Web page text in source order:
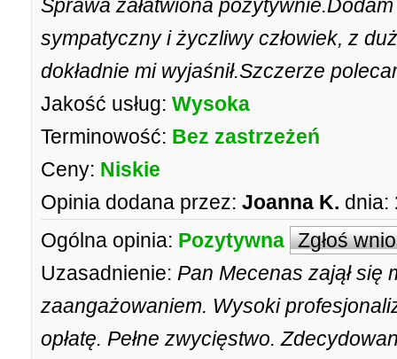
Sprawa załatwiona
sympatyczny i życzliwy człowiek, z
dokładnie mi wyjaśnił.Szczerze
Jakość usług: Wysoka
Terminowość: Bez zastrzeżeń
Ceny: Niskie
Opinia dodana przez: Joanna K. dnia:
Ogólna opinia: Pozytywna Zgłoś
Uzasadnienie: Pan Mecenas zajął się
zaangażowaniem. Wysoki
opłatę. Pełne zwycięstwo.